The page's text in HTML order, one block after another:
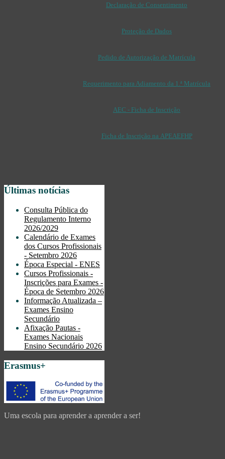
Declaração de Consentimento
Proteção de Dados
Pedido de Autorização de Matrícula
Requerimento para Adiamento da 1.ª Matrícula
AEC - Ficha de Inscrição
Ficha de Inscrição na APEAEFHP
Últimas notícias
Consulta Pública do
Regulamento Interno
2026/2029
Calendário de Exames
dos Cursos Profissionais
- Setembro 2026
Época Especial - ENES
Cursos Profissionais -
Inscrições para Exames -
Época de Setembro 2026
Informação Atualizada –
Exames Ensino
Secundário
Afixação Pautas -
Exames Nacionais
Ensino Secundário 2026
Erasmus+
Uma escola para aprender a aprender a ser!